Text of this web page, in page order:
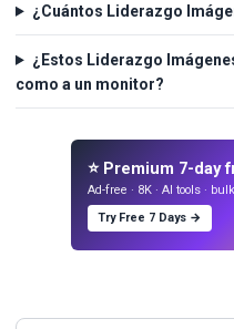
¿Cuántos Liderazgo
¿Estos Liderazgo
como a un monitor?
⭐ Premium 7-day
Ad-free · 8K · AI tools ·
Try Free 7 Days →